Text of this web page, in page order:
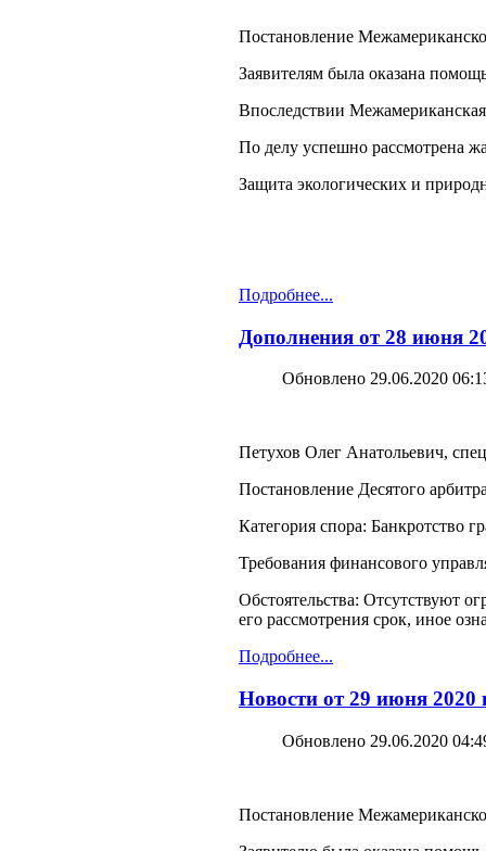
Постановление
Заявителям была оказана
Впоследствии
По делу успешно рассмотрена
Защита экологических и
Подробнее...
Дополнения от 28 июня
Обновлено 29.06.2020
Петухов Олег Анатольевич,
Постановление Десятого
Категория спора: Банкротство
Требования финансового
Обстоятельства: Отсутствуют
его рассмотрения срок, иное
Подробнее...
Новости от 29 июня
Обновлено 29.06.2020
Постановление